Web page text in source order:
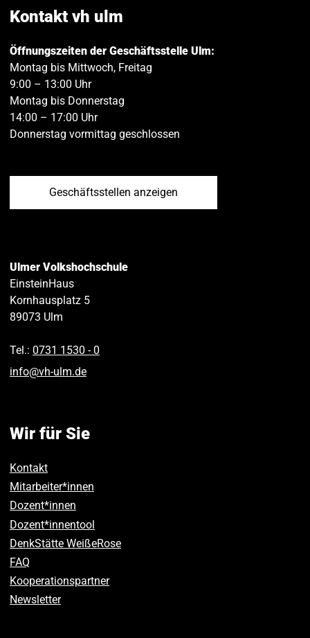
Kontakt vh ulm
Öffnungszeiten der Geschäftsstelle Ulm:
Montag bis Mittwoch, Freitag
9:00 – 13:00 Uhr
Montag bis Donnerstag
14:00 – 17:00 Uhr
Donnerstag vormittag geschlossen
Geschäftsstellen anzeigen
Ulmer Volkshochschule
EinsteinHaus
Kornhausplatz 5
89073 Ulm
Tel.: 0731 1530 ‑ 0
info@vh-ulm.de
Wir für Sie
Kontakt
Mitarbeiter*innen
Dozent*innen
Dozent*innentool
DenkStätte WeißeRose
FAQ
Kooperationspartner
Newsletter